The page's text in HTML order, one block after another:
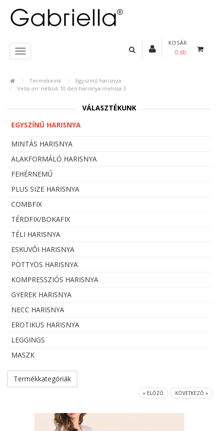
KOSÁR
0 db
Termékeink
Egyszínű harisnya
Velia orr nélküli 10 den harisnya melissa 3
VÁLASZTÉKUNK
EGYSZÍNŰ HARISNYA
MINTÁS HARISNYA
ALAKFORMÁLÓ HARISNYA
FEHÉRNEMŰ
PLUS SIZE HARISNYA
COMBFIX
TÉRDFIX/BOKAFIX
TÉLI HARISNYA
ESKÜVŐI HARISNYA
PÖTTYÖS HARISNYA
KOMPRESSZIÓS HARISNYA
GYEREK HARISNYA
NECC HARISNYA
EROTIKUS HARISNYA
LEGGINGS
MASZK
Termékkategóriák
« ELŐZŐ KÖVETKEZŐ »